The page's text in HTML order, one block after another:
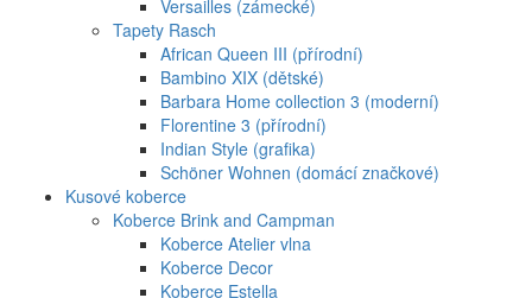
Versailles (zámecké)
Tapety Rasch
African Queen III (přírodní)
Bambino XIX (dětské)
Barbara Home collection 3 (moderní)
Florentine 3 (přírodní)
Indian Style (grafika)
Schöner Wohnen (domácí značkové)
Kusové koberce
Koberce Brink and Campman
Koberce Atelier vlna
Koberce Decor
Koberce Estella